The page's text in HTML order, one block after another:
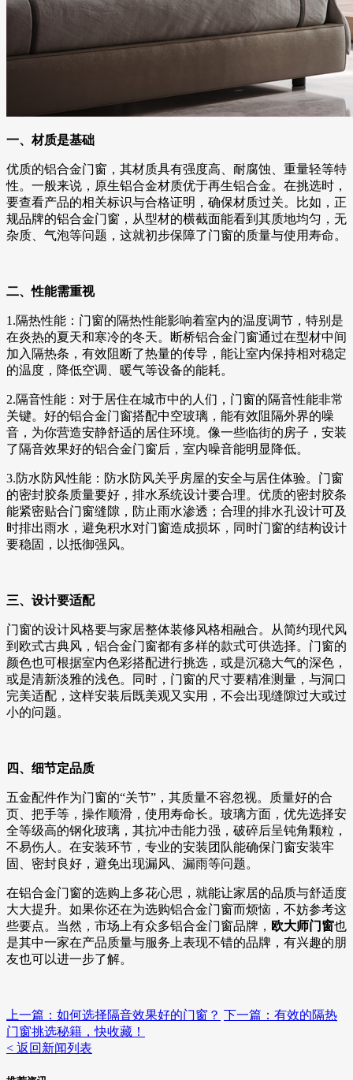
一、材质是基础
优质的铝合金门窗，其材质具有强度高、耐腐蚀、重量轻等特
性。一般来说，原生铝合金材质优于再生铝合金。在挑选时，
要查看产品的相关标识与合格证明，确保材质过关。比如，正
规品牌的铝合金门窗，从型材的横截面能看到其质地均匀，无
杂质、气泡等问题，这就初步保障了门窗的质量与使用寿命。
二、性能需重视
1.隔热性能：门窗的隔热性能影响着室内的温度调节，特别是
在炎热的夏天和寒冷的冬天。断桥铝合金门窗通过在型材中间
加入隔热条，有效阻断了热量的传导，能让室内保持相对稳定
的温度，降低空调、暖气等设备的能耗。
2.隔音性能：对于居住在城市中的人们，门窗的隔音性能非常
关键。好的铝合金门窗搭配中空玻璃，能有效阻隔外界的噪
音，为你营造安静舒适的居住环境。像一些临街的房子，安装
了隔音效果好的铝合金门窗后，室内噪音能明显降低。
3.防水防风性能：防水防风关乎房屋的安全与居住体验。门窗
的密封胶条质量要好，排水系统设计要合理。优质的密封胶条
能紧密贴合门窗缝隙，防止雨水渗透；合理的排水孔设计可及
时排出雨水，避免积水对门窗造成损坏，同时门窗的结构设计
要稳固，以抵御强风。
三、设计要适配
门窗的设计风格要与家居整体装修风格相融合。从简约现代风
到欧式古典风，铝合金门窗都有多样的款式可供选择。门窗的
颜色也可根据室内色彩搭配进行挑选，或是沉稳大气的深色，
或是清新淡雅的浅色。同时，门窗的尺寸要精准测量，与洞口
完美适配，这样安装后既美观又实用，不会出现缝隙过大或过
小的问题。
四、细节定品质
五金配件作为门窗的“关节”，其质量不容忽视。质量好的合
页、把手等，操作顺滑，使用寿命长。玻璃方面，优先选择安
全等级高的钢化玻璃，其抗冲击能力强，破碎后呈钝角颗粒，
不易伤人。在安装环节，专业的安装团队能确保门窗安装牢
固、密封良好，避免出现漏风、漏雨等问题。
在铝合金门窗的选购上多花心思，就能让家居的品质与舒适度
大大提升。如果你还在为选购铝合金门窗而烦恼，不妨参考这
些要点。当然，市场上有众多铝合金门窗品牌， 欧大师门窗也
是其中一家在产品质量与服务上表现不错的品牌，有兴趣的朋
友也可以进一步了解。
上一篇：如何选择隔音效果好的门窗？ 下一篇：有效的隔热
门窗挑选秘籍，快收藏！
< 返回新闻列表